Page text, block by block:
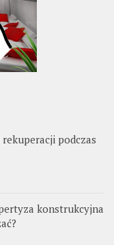
podczas
konstrukcyjna